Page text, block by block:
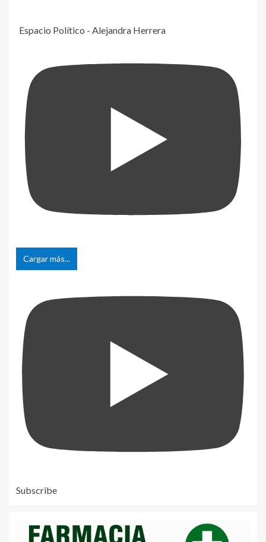
Espacio Político - Alejandra Herrera
Cargar más...
Subscribe